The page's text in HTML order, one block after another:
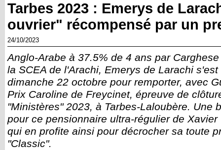
Tarbes 2023 : Emerys de
ouvrier" récompensé par un
24/10/2023
Anglo-Arabe à 37.5% de 4 ans par
la SCEA de l'Arachi, Emerys de Larachi
dimanche 22 octobre pour remporter, avec
Prix Caroline de Freycinet, épreuve de
"Ministères" 2023, à Tarbes-Laloubère. Une
pour ce pensionnaire ultra-régulier de
qui en profite ainsi pour décrocher sa toute
"Classic".